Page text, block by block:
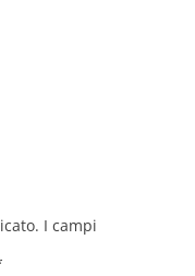
I campi